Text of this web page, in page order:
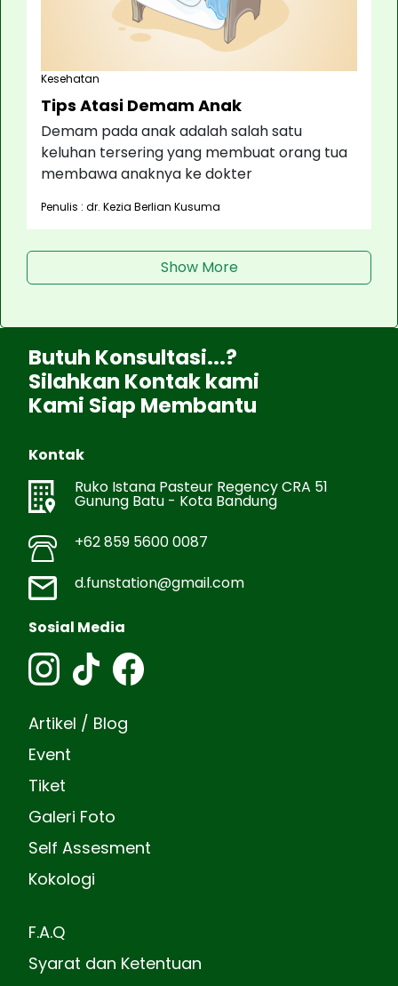
Kesehatan
Tips Atasi Demam Anak
Demam pada anak adalah salah satu
keluhan tersering yang membuat orang tua
membawa anaknya ke dokter
Penulis : dr. Kezia Berlian Kusuma
Show More
Butuh Konsultasi...?
Silahkan Kontak kami
Kami Siap Membantu
Kontak
Ruko Istana Pasteur Regency CRA 51
Gunung Batu - Kota Bandung
+62 859 5600 0087
d.funstation@gmail.com
Sosial Media
Artikel / Blog
Event
Tiket
Galeri Foto
Self Assesment
Kokologi
F.A.Q
Syarat dan Ketentuan